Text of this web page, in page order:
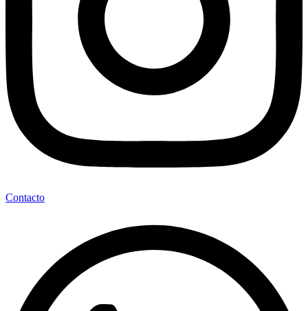
Contacto